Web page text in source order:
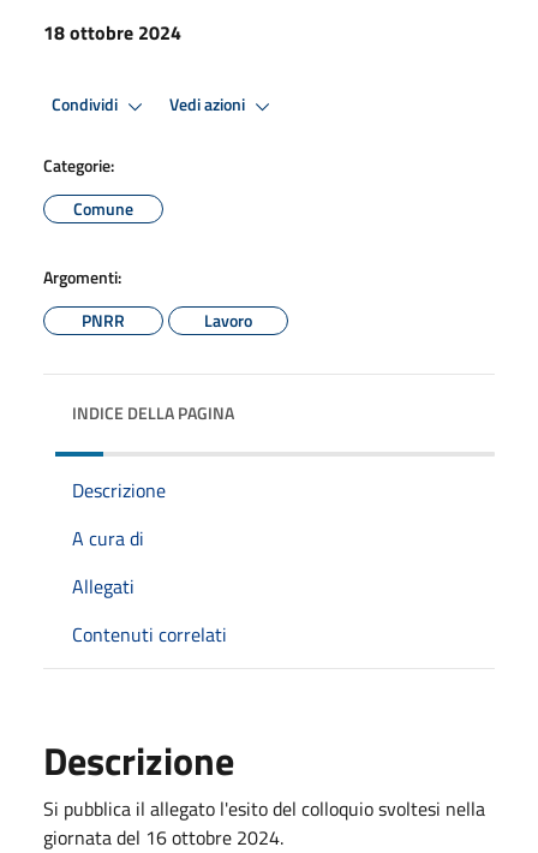
18 ottobre 2024
Condividi Vedi azioni
Categorie:
Comune
Argomenti:
PNRR
Lavoro
INDICE DELLA PAGINA
Descrizione
A cura di
Allegati
Contenuti correlati
Descrizione
Si pubblica il allegato l'esito del colloquio svoltesi nella
giornata del 16 ottobre 2024.